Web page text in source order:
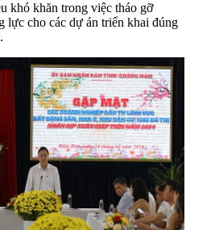
khó khăn trong việc tháo gỡ
lực cho các dự án triển khai đúng